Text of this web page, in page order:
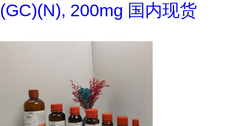
(GC)(N), 200mg 国内现货